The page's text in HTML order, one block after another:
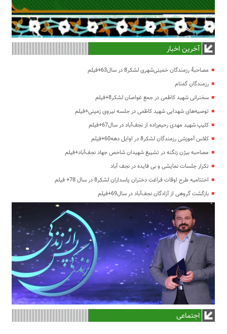
آخرین اخبار
مصاحبۀ رزمندگان خمینی‌شهری لشکر8 در سال63+فیلم
رزمندگان گمنام
سخنرانی شهید کاظمی در جمع غواصان لشکر8+فیلم
توصیه‌های شهدایی شهید کاظمی در جلسه نیروی زمینی+فیلم
کلیپ شهید مهدی رحیم‌زاده از نجف‌آباد در سال67+فیلم
کلاس آموزشی رزمندگان لشکر8 در اوایل دهه60+فیلم
مصاحبه بیژن زنگنه در تشییع شهیدان شاخص جهاد نجف‌آباد+فیلم
تکرار جلسات نمایشی و بی فایده در نجف آباد
اختتامیه طرح اوقات فراغت دختران پاسداران لشکر8 در سال 78+ فیلم
بازگشت گروهی از آزادگان نجف‌آباد در سال69+فیلم
اجتماعی